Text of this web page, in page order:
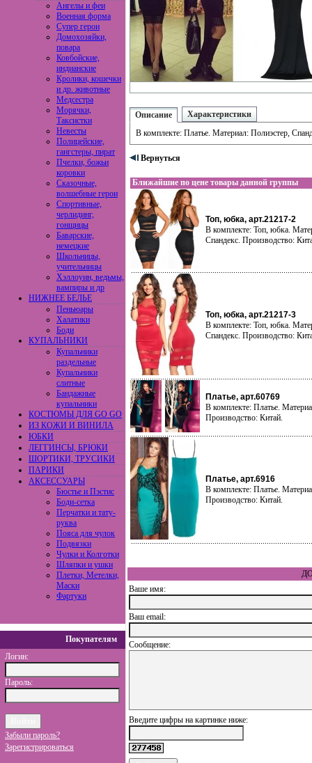
Ангелы и феи
Военная форма
Супер герои
Домохозяйки,
повара
Ковбойские,
индианские
Кролики, кошечки
и др. животные
Медсестра
Морячки,
Таксистки
Невесты
Полицейские,
гангстеры, пират
Пчелки, божьи
коровки
Сказочные,
волшебные герои
Спортивные,
черлидинг,
гонщицы
Баварские,
немецкие
Школьницы,
учительницы
Хэллоуин, ведьмы,
вампиры и др
НИЖНЕЕ БЕЛЬЕ
Пеньюары
Халатики
Боди
КУПАЛЬНИКИ
Купальники
раздельные
Купальники
слитные
Бандажные
купальники
КОСТЮМЫ ДЛЯ GO GO
ИЗ КОЖИ И ВИНИЛА
ЮБКИ
ЛЕГГИНСЫ, БРЮКИ
ШОРТИКИ, ТРУСИКИ
ПАРИКИ
АКСЕССУАРЫ
Бюстье и Пэстис
Боди-сетка
Перчатки и тату-
руква
Пояса для чулок
Подвязки
Чулки и Колготки
Шляпки и ушки
Плетки, Метелки,
Маски
Фартуки
Покупателям
Логин:
Пароль:
Забыли пароль?
Зарегистрироваться
Описание
Характеристики
В комплекте: Платье. Материал: Полиэстер,
Вернуться
Ближайшие по цене товары данной группы
Топ, юбка, арт.21217-2
В комплекте: Топ, юбка.
Спандекс. Производство:
Топ, юбка, арт.21217-3
В комплекте: Топ, юбка.
Спандекс. Производство:
Платье, арт.60769
В комплекте: Платье.
Производство: Китай.
Платье, арт.6916
В комплекте: Платье.
Производство: Китай.
Ваше имя:
Ваш еmail:
Сообщение:
Введите цифры на картинке ниже: